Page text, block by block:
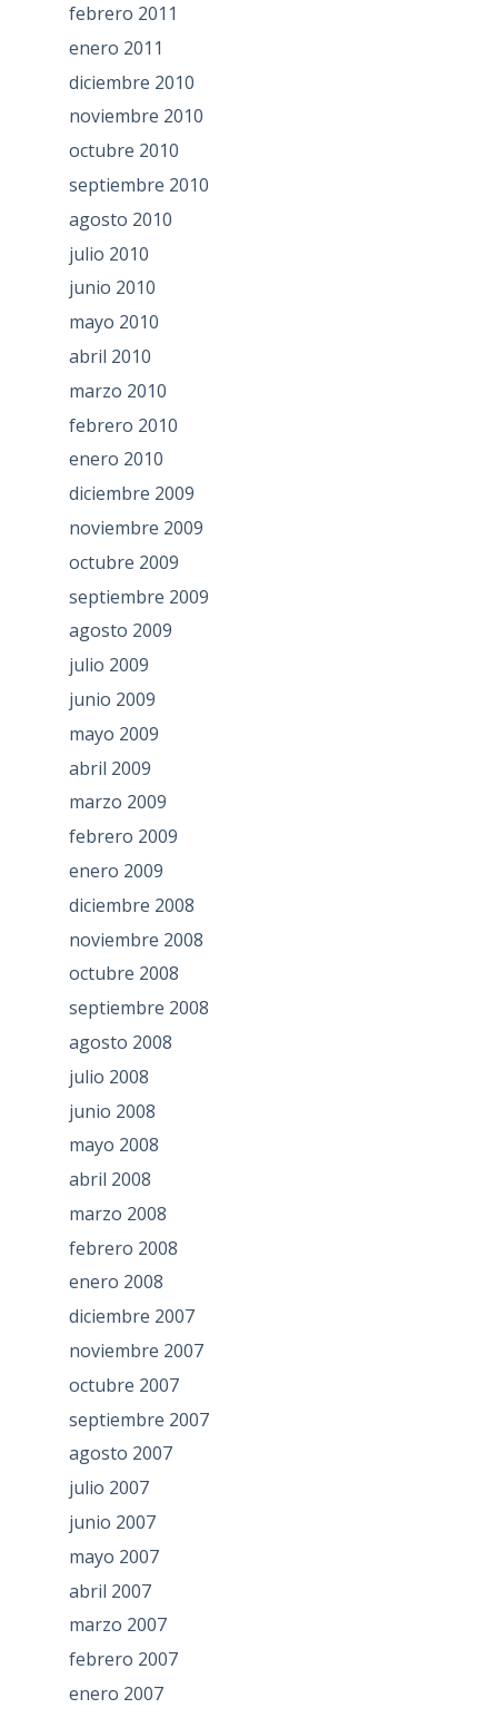
febrero 2011
enero 2011
diciembre 2010
noviembre 2010
octubre 2010
septiembre 2010
agosto 2010
julio 2010
junio 2010
mayo 2010
abril 2010
marzo 2010
febrero 2010
enero 2010
diciembre 2009
noviembre 2009
octubre 2009
septiembre 2009
agosto 2009
julio 2009
junio 2009
mayo 2009
abril 2009
marzo 2009
febrero 2009
enero 2009
diciembre 2008
noviembre 2008
octubre 2008
septiembre 2008
agosto 2008
julio 2008
junio 2008
mayo 2008
abril 2008
marzo 2008
febrero 2008
enero 2008
diciembre 2007
noviembre 2007
octubre 2007
septiembre 2007
agosto 2007
julio 2007
junio 2007
mayo 2007
abril 2007
marzo 2007
febrero 2007
enero 2007